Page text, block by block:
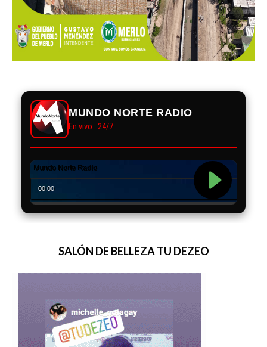
MUNDO NORTE RADIO
En vivo · 24/7
SALÓN DE BELLEZA TU DEZEO